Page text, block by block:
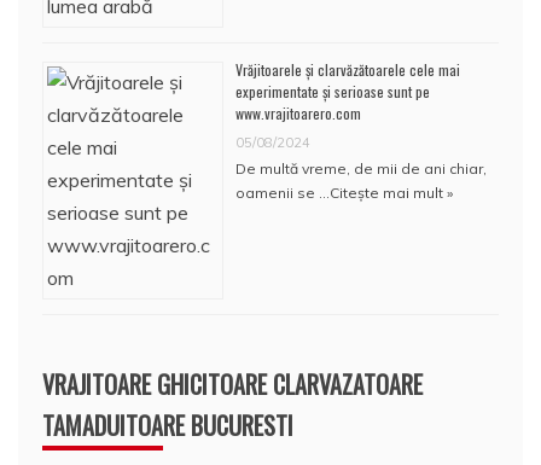
Vrăjitoarele și clarvăzătoarele cele mai
experimentate și serioase sunt pe
www.vrajitoarero.com
05/08/2024
De multă vreme, de mii de ani chiar,
oamenii se … Citește mai mult »
VRAJITOARE GHICITOARE CLARVAZATOARE
TAMADUITOARE BUCURESTI